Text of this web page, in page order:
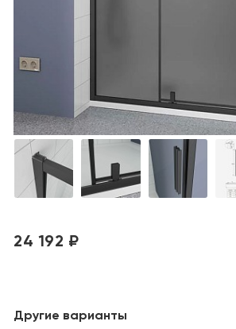
24 192 ₽
Другие варианты